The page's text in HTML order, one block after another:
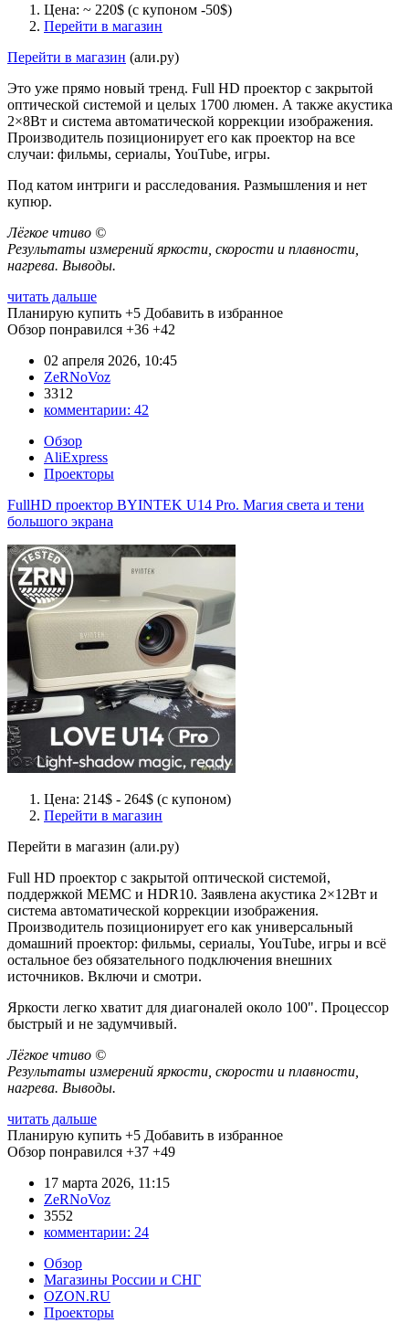
Цена: ~ 220$ (с купоном -50$)
Перейти в магазин
Перейти в магазин (али.ру)
Это уже прямо новый тренд. Full HD проектор с закрытой
оптической системой и целых 1700 люмен. А также акустика
2×8Вт и система автоматической коррекции изображения.
Производитель позиционирует его как проектор на все
случаи: фильмы, сериалы, YouTube, игры.
Под катом интриги и расследования. Размышления и нет
купюр.
Лёгкое чтиво ©
Результаты измерений яркости, скорости и плавности,
нагрева. Выводы.
читать дальше
Планирую купить +5 Добавить в избранное
Обзор понравился +36 +42
02 апреля 2026, 10:45
ZeRNoVoz
3312
комментарии: 42
Обзор
AliExpress
Проекторы
FullHD проектор BYINTEK U14 Pro. Магия света и тени
большого экрана
Цена: 214$ - 264$ (с купоном)
Перейти в магазин
Перейти в магазин (али.ру)
Full HD проектор с закрытой оптической системой,
поддержкой MEMC и HDR10. Заявлена акустика 2×12Вт и
система автоматической коррекции изображения.
Производитель позиционирует его как универсальный
домашний проектор: фильмы, сериалы, YouTube, игры и всё
остальное без обязательного подключения внешних
источников. Включи и смотри.
Яркости легко хватит для диагоналей около 100". Процессор
быстрый и не задумчивый.
Лёгкое чтиво ©
Результаты измерений яркости, скорости и плавности,
нагрева. Выводы.
читать дальше
Планирую купить +5 Добавить в избранное
Обзор понравился +37 +49
17 марта 2026, 11:15
ZeRNoVoz
3552
комментарии: 24
Обзор
Магазины России и СНГ
OZON.RU
Проекторы